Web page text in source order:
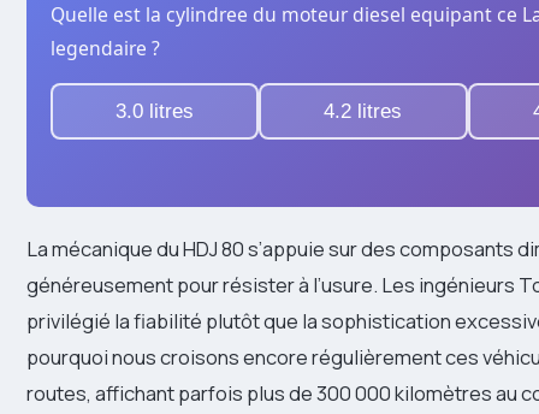
Quelle est la cylindree du moteur diesel equipant ce
legendaire ?
3.0 litres 4.2 litres
La mécanique du HDJ 80 s’appuie sur des composants
généreusement pour résister à l’usure. Les ingénieurs
privilégié la fiabilité plutôt que la sophistication
pourquoi nous croisons encore régulièrement ces
routes, affichant parfois plus de 300 000 kilomètres au